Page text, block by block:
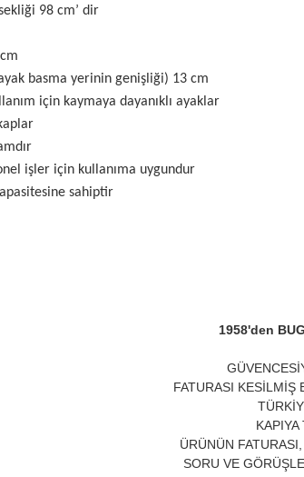
98 cm’ dir
basma yerinin genişliği) 13 cm
için kaymaya dayanıklı ayaklar
işler için kullanıma uygundur
sahiptir
1958'den
FATURASI KESİLMİŞ
ÜRÜNÜN
SORU VE